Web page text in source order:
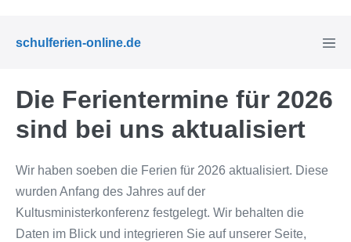
schulferien-online.de
Die Ferientermine für 2026
sind bei uns aktualisiert
Wir haben soeben die Ferien für 2026 aktualisiert. Diese
wurden Anfang des Jahres auf der
Kultusministerkonferenz festgelegt. Wir behalten die
Daten im Blick und integrieren Sie auf unserer Seite,